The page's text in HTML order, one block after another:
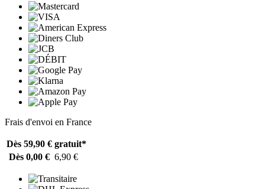
Frais d'envoi en France
Dès 59,90 € gratuit*
Dès 0,00 € 6,90 €